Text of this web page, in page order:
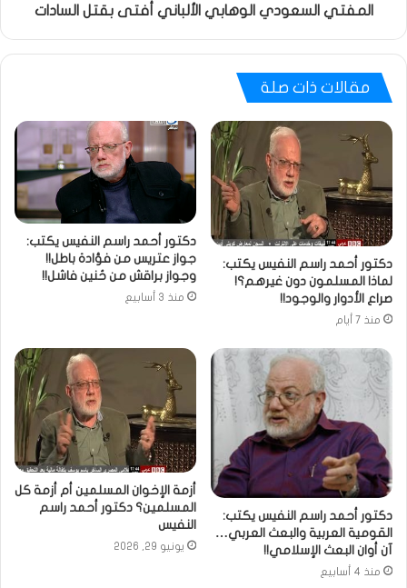
المفتي السعودي الوهابي الألباني أفتى بقتل السادات
مقالات ذات صلة
دكتور أحمد راسم النفيس يكتب:
لماذا المسلمون دون غيرهم؟!
صراع الأدوار والوجود!!
منذ 7 أيام
دكتور أحمد راسم النفيس يكتب:
جواز عتريس من فؤادة باطل!!
وجواز براقش من حُنين فاشل!!
منذ 3 أسابيع
دكتور أحمد راسم النفيس يكتب:
القومية العربية والبعث العربي…
آن أوان البعث الإسلامي!!
منذ 4 أسابيع
أزمة الإخوان المسلمين أم أزمة كل
المسلمين؟ دكتور أحمد راسم
النفيس
يونيو 29, 2026